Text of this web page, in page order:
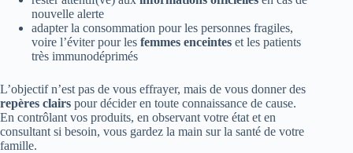
nouvelle alerte
adapter la consommation pour les personnes fragiles,
voire l’éviter pour les femmes enceintes et les patients
très immunodéprimés
L’objectif n’est pas de vous effrayer, mais de vous donner des
repères clairs pour décider en toute connaissance de cause.
En contrôlant vos produits, en observant votre état et en
consultant si besoin, vous gardez la main sur la santé de votre
famille.